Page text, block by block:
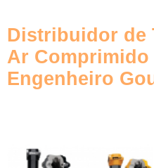
Distribuidor de
Ar Comprimido
Engenheiro